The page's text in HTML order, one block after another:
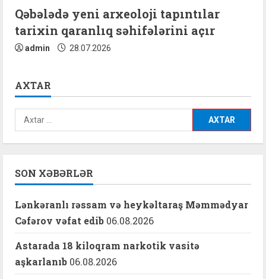
Qəbələdə yeni arxeoloji tapıntılar
tarixin qaranlıq səhifələrini açır
admin 28.07.2026
AXTAR
Axtarış:
SON XƏBƏRLƏR
Lənkəranlı rəssam və heykəltaraş Məmmədyar
Cəfərov vəfat edib 06.08.2026
Astarada 18 kiloqram narkotik vasitə
aşkarlanıb 06.08.2026